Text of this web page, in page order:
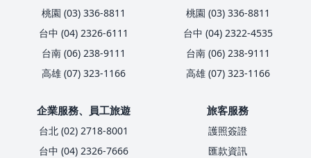
桃園 (03) 336-8811
台中 (04) 2326-6111
台南 (06) 238-9111
高雄 (07) 323-1166
桃園 (03) 336-8811
台中 (04) 2322-4535
台南 (06) 238-9111
高雄 (07) 323-1166
企業服務、員工旅遊
台北 (02) 2718-8001
台中 (04) 2326-7666
旅客服務
護照簽證
匯款資訊